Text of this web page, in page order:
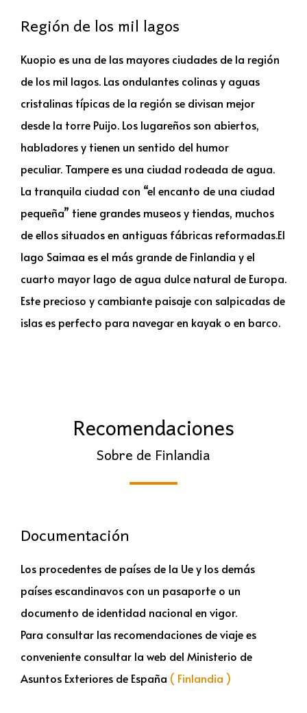
Región de los mil lagos
Kuopio es una de las mayores ciudades de la región
de los mil lagos. Las ondulantes colinas y aguas
cristalinas típicas de la región se divisan mejor
desde la torre Puijo. Los lugareños son abiertos,
habladores y tienen un sentido del humor
peculiar. Tampere es una ciudad rodeada de agua.
La tranquila ciudad con “el encanto de una ciudad
pequeña” tiene grandes museos y tiendas, muchos
de ellos situados en antiguas fábricas reformadas.El
lago Saimaa es el más grande de Finlandia y el
cuarto mayor lago de agua dulce natural de Europa.
Este precioso y cambiante paisaje con salpicadas de
islas es perfecto para navegar en kayak o en barco.
Recomendaciones
Sobre de Finlandia
Documentación
Los procedentes de países de la Ue y los demás
países escandinavos con un pasaporte o un
documento de identidad nacional en vigor.
Para consultar las recomendaciones de viaje es
conveniente consultar la web del Ministerio de
Asuntos Exteriores de España ( Finlandia )